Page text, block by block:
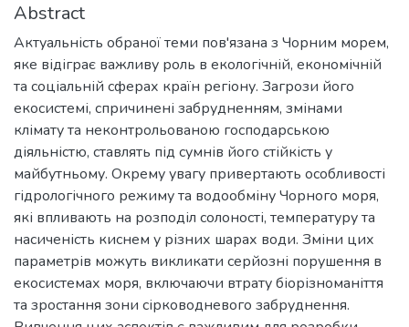
Abstract
Актуальність обраної теми пов'язана з Чорним морем,
яке відіграє важливу роль в екологічній, економічній
та соціальній сферах країн регіону. Загрози його
екосистемі, спричинені забрудненням, змінами
клімату та неконтрольованою господарською
діяльністю, ставлять під сумнів його стійкість у
майбутньому. Окрему увагу привертають особливості
гідрологічного режиму та водообміну Чорного моря,
які впливають на розподіл солоності, температуру та
насиченість киснем у різних шарах води. Зміни цих
параметрів можуть викликати серйозні порушення в
екосистемах моря, включаючи втрату біорізноманіття
та зростання зони сірководневого забруднення.